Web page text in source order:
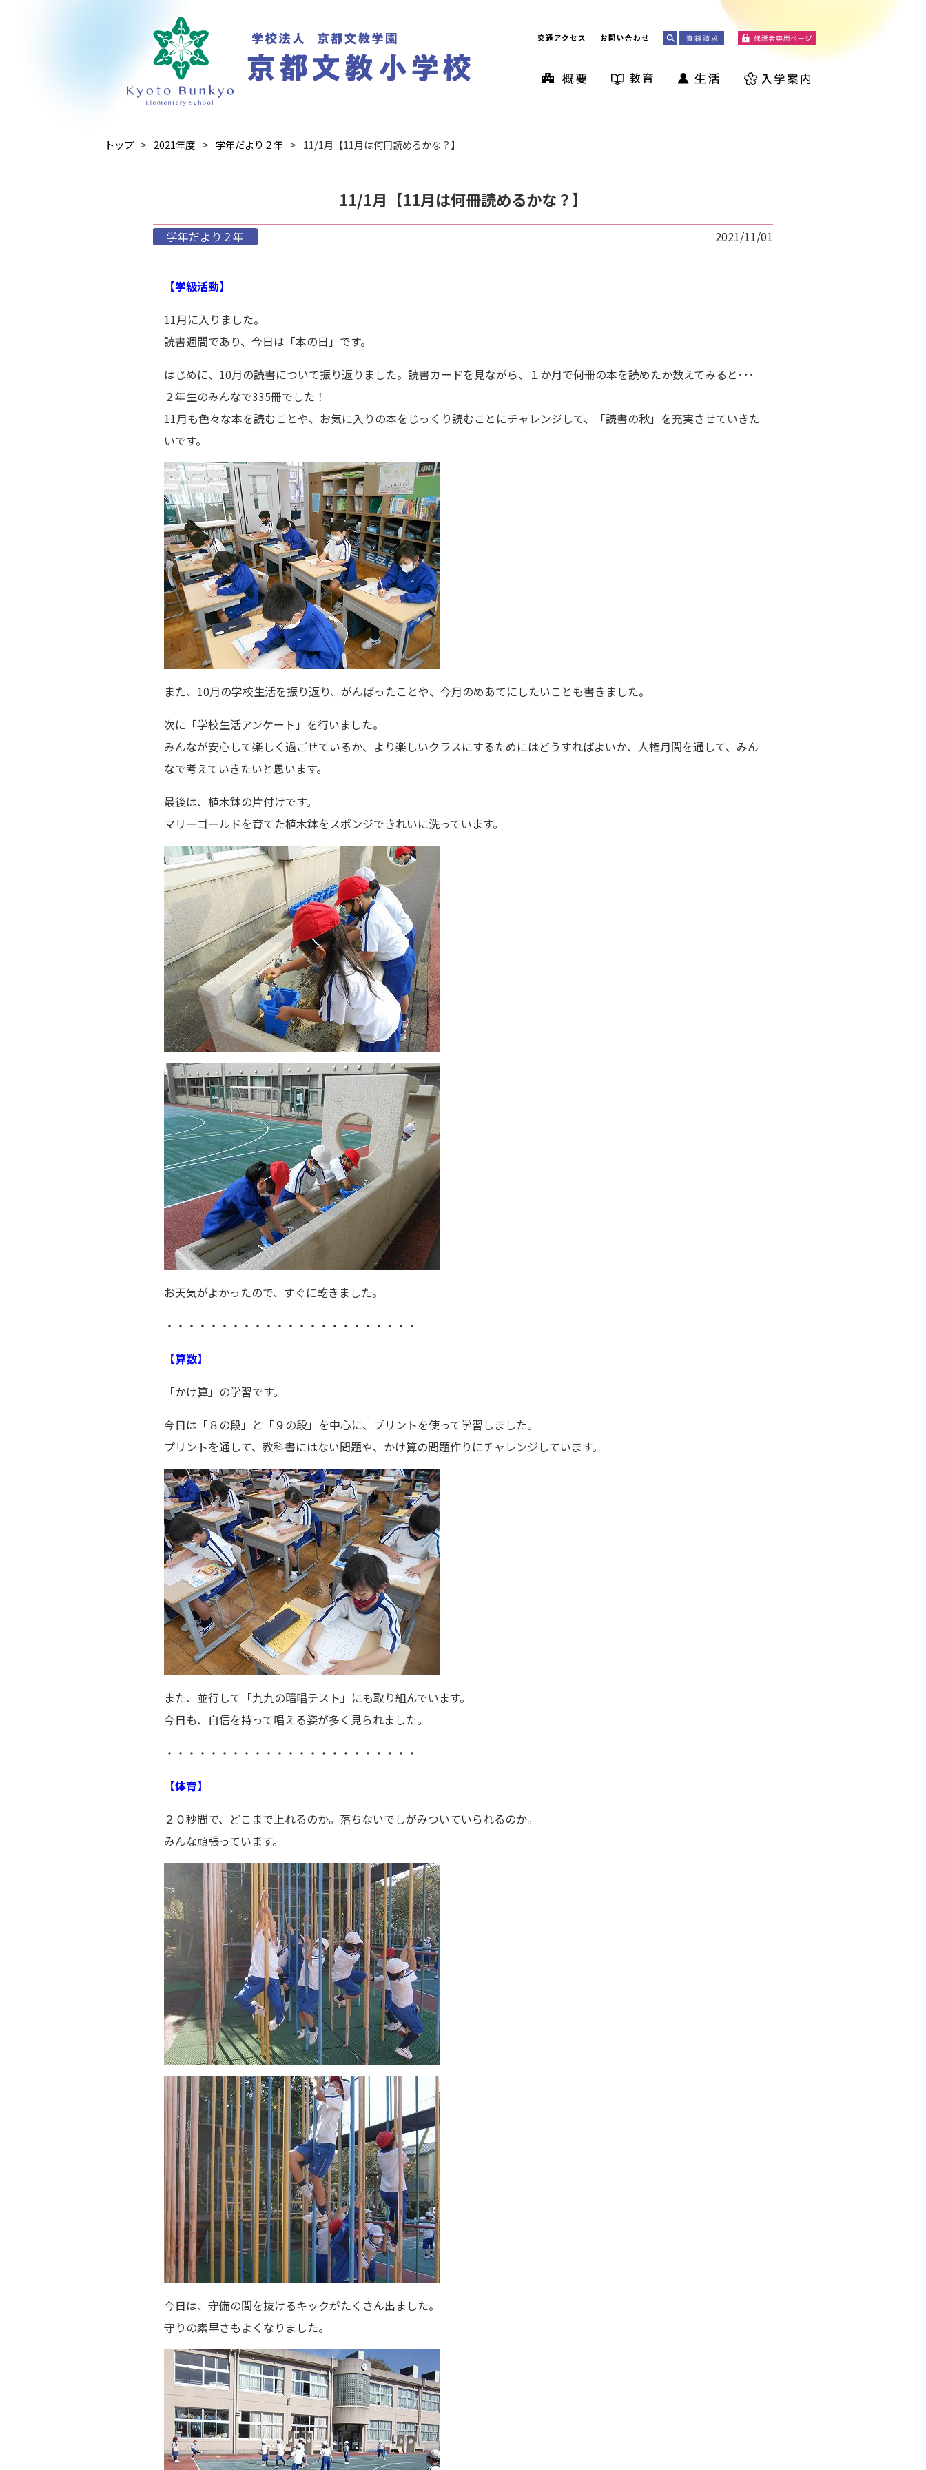
交通アクセス お問い合わせ
トップ 2021年度 学年だより２年 11/1月【11月は何冊読めるかな？】
11/1月【11月は何冊読めるかな？】
学年だより２年 2021/11/01
【学級活動】
11月に入りました。
読書週間であり、今日は「本の日」です。
はじめに、10月の読書について振り返りました。読書カードを見ながら、１か月で何冊の本を読めたか数えてみると･･･
２年生のみんなで335冊でした！
11月も色々な本を読むことや、お気に入りの本をじっくり読むことにチャレンジして、「読書の秋」を充実させていきた
いです。
また、10月の学校生活を振り返り、がんばったことや、今月のめあてにしたいことも書きました。
次に「学校生活アンケート」を行いました。
みんなが安心して楽しく過ごせているか、より楽しいクラスにするためにはどうすればよいか、人権月間を通して、みん
なで考えていきたいと思います。
最後は、植木鉢の片付けです。
マリーゴールドを育てた植木鉢をスポンジできれいに洗っています。
お天気がよかったので、すぐに乾きました。
・・・・・・・・・・・・・・・・・・・・・・・
【算数】
「かけ算」の学習です。
今日は「８の段」と「９の段」を中心に、プリントを使って学習しました。
プリントを通して、教科書にはない問題や、かけ算の問題作りにチャレンジしています。
また、並行して「九九の暗唱テスト」にも取り組んでいます。
今日も、自信を持って唱える姿が多く見られました。
・・・・・・・・・・・・・・・・・・・・・・・
【体育】
２０秒間で、どこまで上れるのか。落ちないでしがみついていられるのか。
みんな頑張っています。
今日は、守備の間を抜けるキックがたくさん出ました。
守りの素早さもよくなりました。